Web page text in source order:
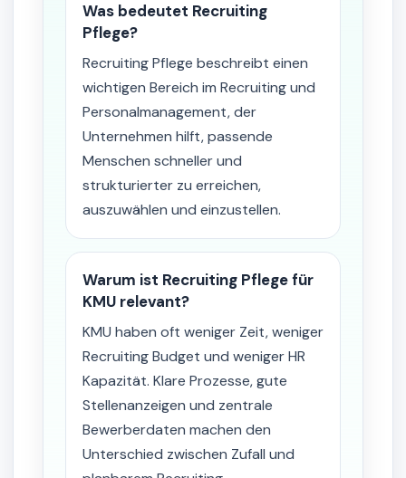
Was bedeutet Recruiting
Pflege?
Recruiting Pflege beschreibt einen
wichtigen Bereich im Recruiting und
Personalmanagement, der
Unternehmen hilft, passende
Menschen schneller und
strukturierter zu erreichen,
auszuwählen und einzustellen.
Warum ist Recruiting Pflege für
KMU relevant?
KMU haben oft weniger Zeit, weniger
Recruiting Budget und weniger HR
Kapazität. Klare Prozesse, gute
Stellenanzeigen und zentrale
Bewerberdaten machen den
Unterschied zwischen Zufall und